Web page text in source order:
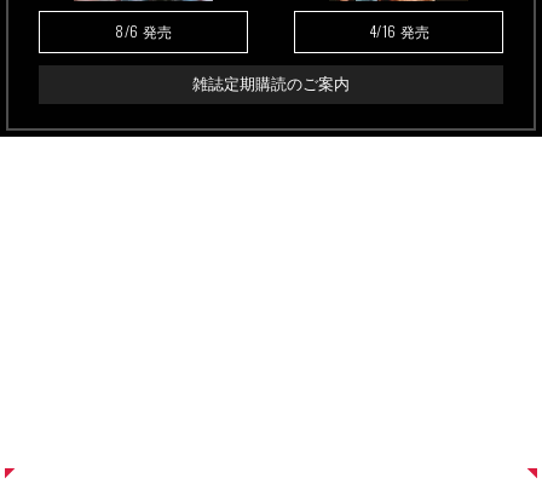
8/6 発売 4/16 発売
雑誌定期購読のご案内